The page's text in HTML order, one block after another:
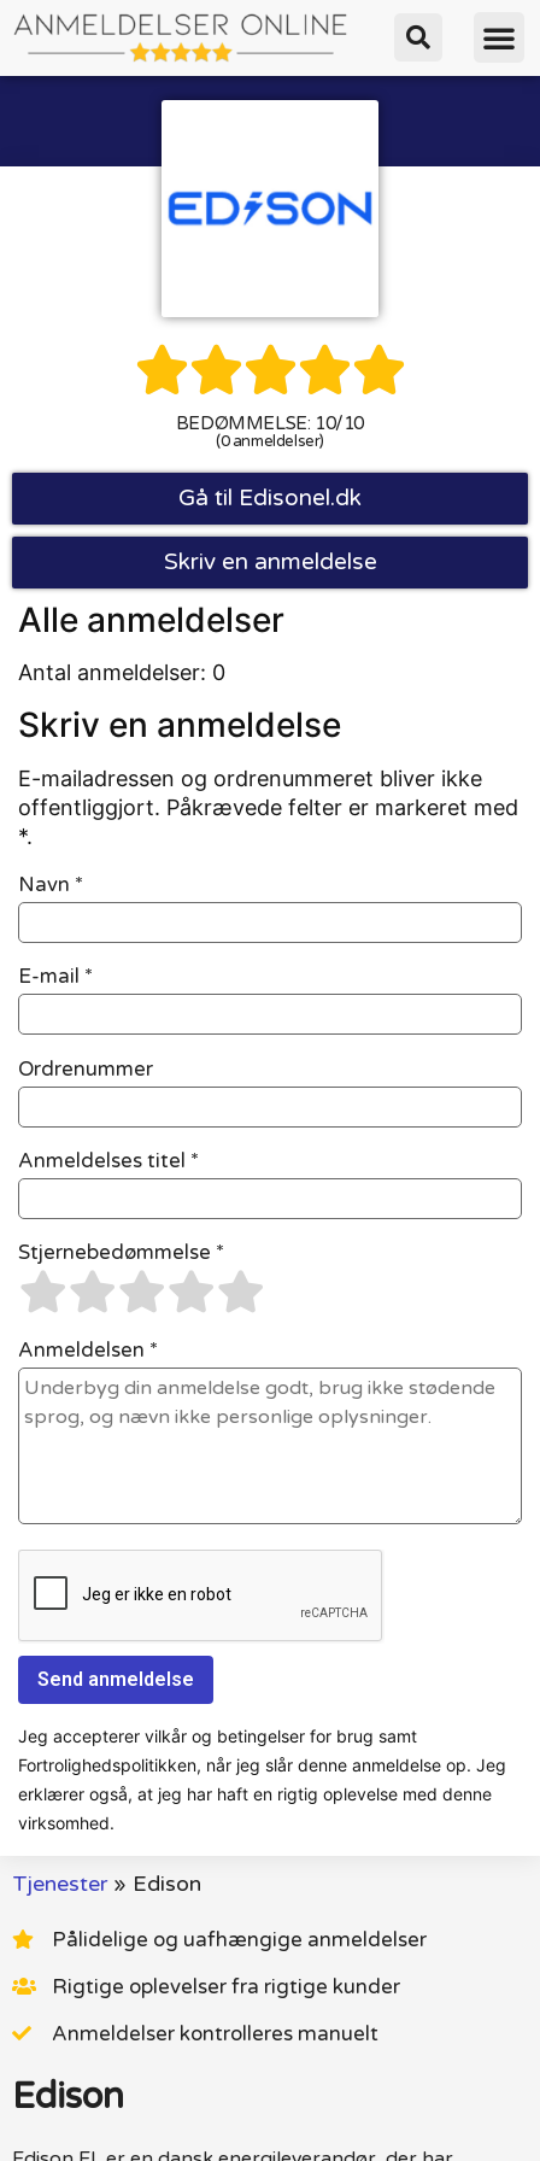

BEDØMMELSE: 10/10
(0 anmeldelser)
Gå til Edisonel.dk
Skriv en anmeldelse
Alle anmeldelser
Antal anmeldelser: 0
Skriv en anmeldelse
E-mailadressen og ordrenummeret bliver ikke
offentliggjort. Påkrævede felter er markeret med
*.
Navn *
E-mail *
Ordrenummer
Anmeldelses titel *
Stjernebedømmelse *
Anmeldelsen *
Jeg accepterer vilkår og betingelser for brug samt
Fortrolighedspolitikken, når jeg slår denne anmeldelse op. Jeg
erklærer også, at jeg har haft en rigtig oplevelse med denne
virksomhed.
Tjenester» Edison
Pålidelige og uafhængige anmeldelser
Rigtige oplevelser fra rigtige kunder
Anmeldelser kontrolleres manuelt
Edison